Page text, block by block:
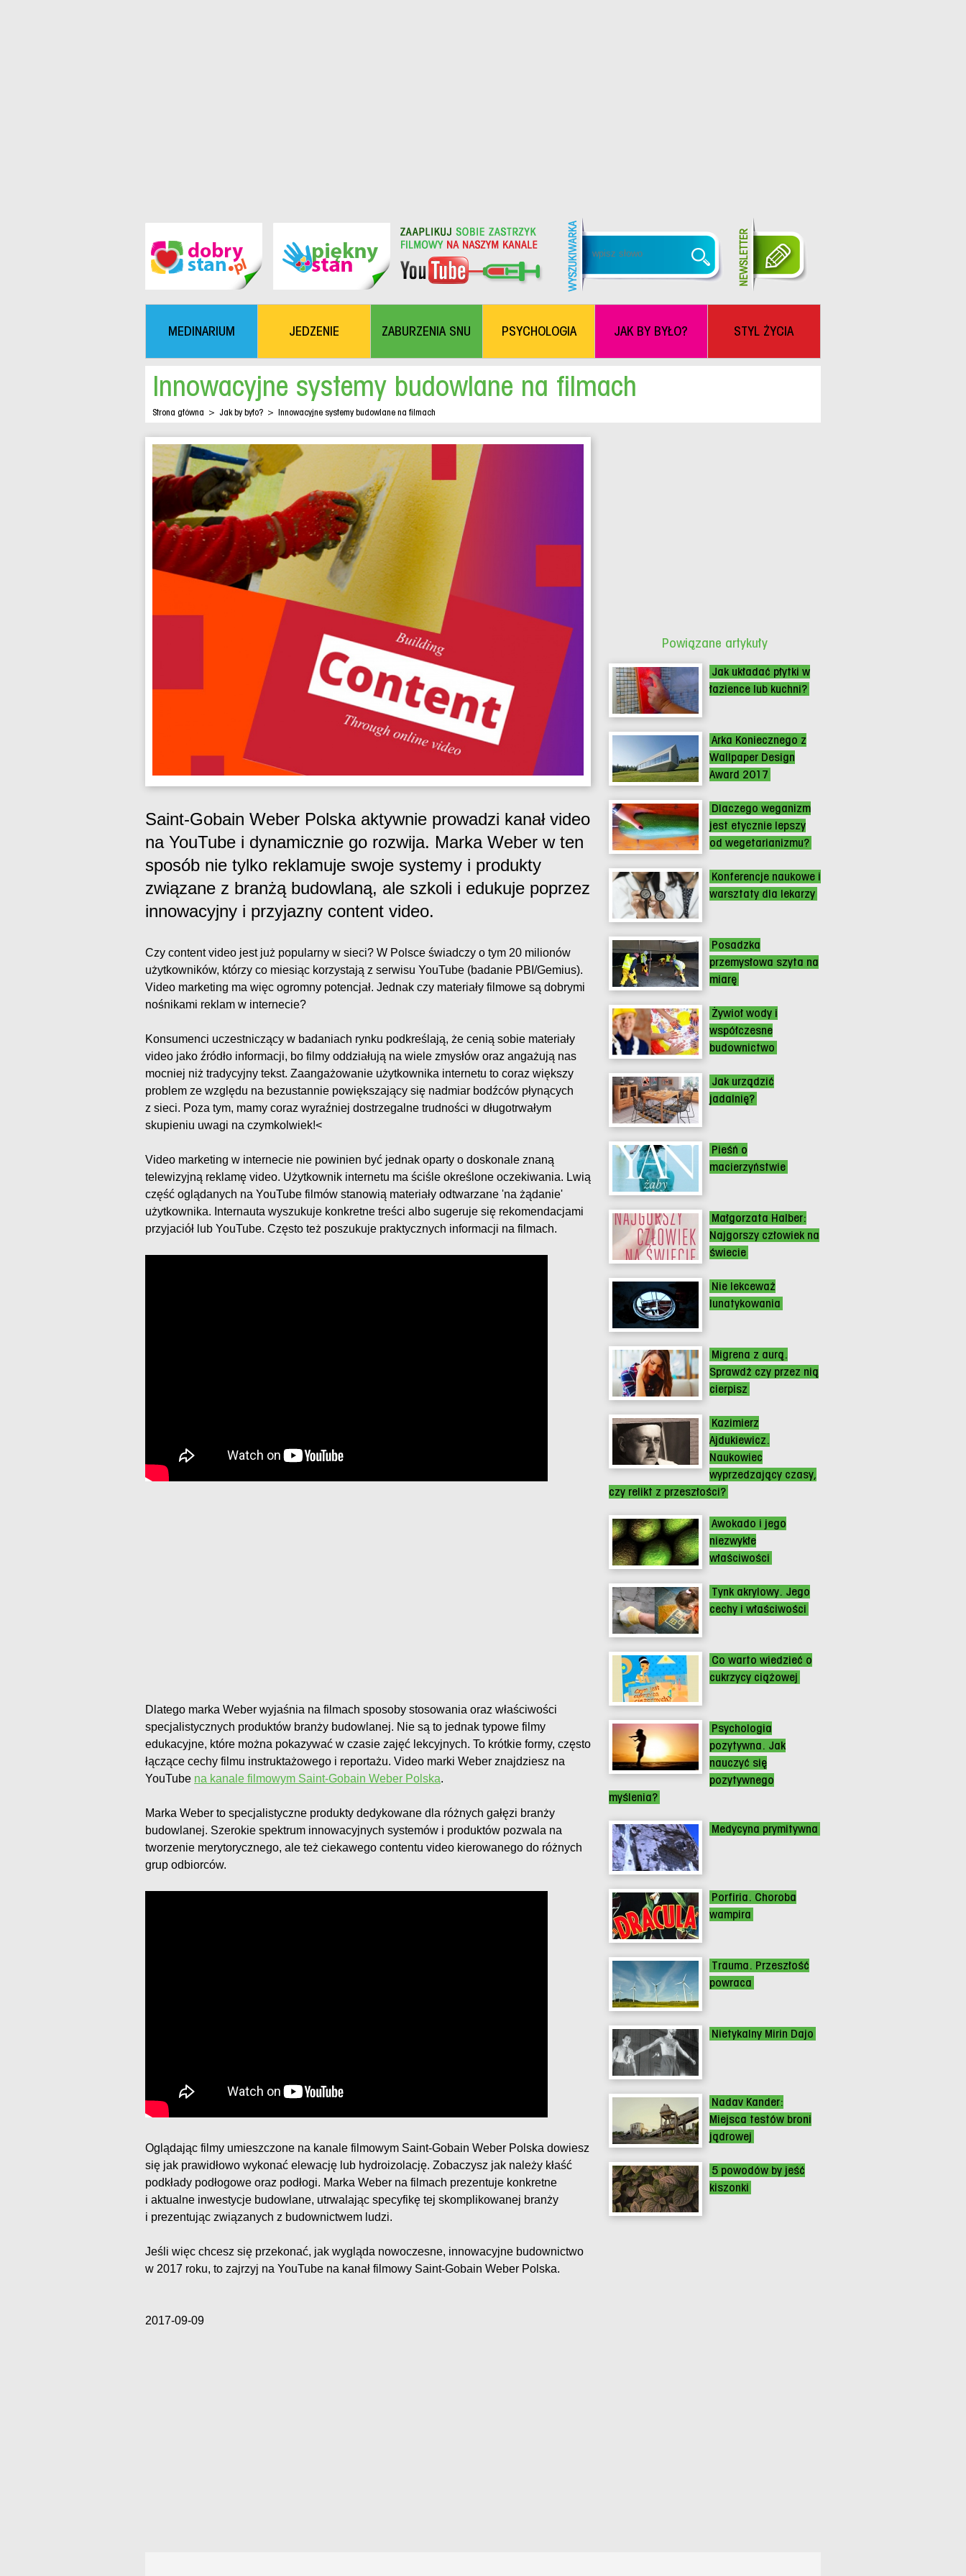
MEDINARIUM JEDZENIE ZABURZENIA SNU PSYCHOLOGIA JAK BY BYŁO? STYL ŻYCIA
Innowacyjne systemy budowlane na filmach
Strona główna > Jak by było? > Innowacyjne systemy budowlane na filmach
Saint-Gobain Weber Polska aktywnie prowadzi kanał video
na YouTube i dynamicznie go rozwija. Marka Weber w ten
sposób nie tylko reklamuje swoje systemy i produkty
związane z branżą budowlaną, ale szkoli i edukuje poprzez
innowacyjny i przyjazny content video.
Czy content video jest już popularny w sieci? W Polsce świadczy o tym 20 milionów
użytkowników, którzy co miesiąc korzystają z serwisu YouTube (badanie PBI/Gemius).
Video marketing ma więc ogromny potencjał. Jednak czy materiały filmowe są dobrymi
nośnikami reklam w internecie?
Konsumenci uczestniczący w badaniach rynku podkreślają, że cenią sobie materiały
video jako źródło informacji, bo filmy oddziałują na wiele zmysłów oraz angażują nas
mocniej niż tradycyjny tekst. Zaangażowanie użytkownika internetu to coraz większy
problem ze względu na bezustannie powiększający się nadmiar bodźców płynących
z sieci. Poza tym, mamy coraz wyraźniej dostrzegalne trudności w długotrwałym
skupieniu uwagi na czymkolwiek!<
Video marketing w internecie nie powinien być jednak oparty o doskonale znaną
telewizyjną reklamę video. Użytkownik internetu ma ściśle określone oczekiwania. Lwią
część oglądanych na YouTube filmów stanowią materiały odtwarzane 'na żądanie'
użytkownika. Internauta wyszukuje konkretne treści albo sugeruje się rekomendacjami
przyjaciół lub YouTube. Często też poszukuje praktycznych informacji na filmach.
Dlatego marka Weber wyjaśnia na filmach sposoby stosowania oraz właściwości
specjalistycznych produktów branży budowlanej. Nie są to jednak typowe filmy
edukacyjne, które można pokazywać w czasie zajęć lekcyjnych. To krótkie formy, często
łączące cechy filmu instruktażowego i reportażu. Video marki Weber znajdziesz na
YouTube na kanale filmowym Saint-Gobain Weber Polska.
Marka Weber to specjalistyczne produkty dedykowane dla różnych gałęzi branży
budowlanej. Szerokie spektrum innowacyjnych systemów i produktów pozwala na
tworzenie merytorycznego, ale też ciekawego contentu video kierowanego do różnych
grup odbiorców.
Oglądając filmy umieszczone na kanale filmowym Saint-Gobain Weber Polska dowiesz
się jak prawidłowo wykonać elewację lub hydroizolację. Zobaczysz jak należy kłaść
podkłady podłogowe oraz podłogi. Marka Weber na filmach prezentuje konkretne
i aktualne inwestycje budowlane, utrwalając specyfikę tej skomplikowanej branży
i prezentując związanych z budownictwem ludzi.
Jeśli więc chcesz się przekonać, jak wygląda nowoczesne, innowacyjne budownictwo
w 2017 roku, to zajrzyj na YouTube na kanał filmowy Saint-Gobain Weber Polska.
2017-09-09
Powiązane artykuły
Jak układać płytki w
łazience lub kuchni?
Arka Koniecznego z
Wallpaper Design
Award 2017
Dlaczego weganizm
jest etycznie lepszy
od wegetarianizmu?
Konferencje naukowe i
warsztaty dla lekarzy
Posadzka
przemysłowa szyta na
miarę
Żywioł wody i
współczesne
budownictwo
Jak urządzić
jadalnię?
Pieśń o
macierzyństwie
Małgorzata Halber:
Najgorszy człowiek na
świecie
Nie lekceważ
lunatykowania
Migrena z aurą.
Sprawdź czy przez nią
cierpisz
Kazimierz
Ajdukiewicz.
Naukowiec
wyprzedzający czasy,
czy relikt z przeszłości?
Awokado i jego
niezwykłe
właściwości
Tynk akrylowy. Jego
cechy i właściwości
Co warto wiedzieć o
cukrzycy ciążowej
Psychologia
pozytywna. Jak
nauczyć się
pozytywnego
myślenia?
Medycyna prymitywna
Porfiria. Choroba
wampira
Trauma. Przeszłość
powraca
Nietykalny Mirin Dajo
Nadav Kander:
Miejsca testów broni
jądrowej
5 powodów by jeść
kiszonki